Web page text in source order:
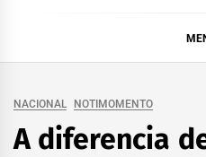
NACIONAL NOTIMOMENTO
A diferencia